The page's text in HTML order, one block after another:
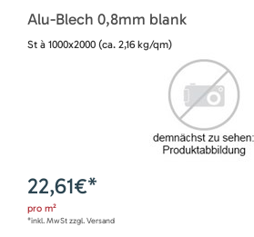
Alu-Blech 0,8mm blank
St à 1000x2000 (ca. 2,16 kg/qm)
22,61€*
pro m²
*inkl. MwSt zzgl. Versand